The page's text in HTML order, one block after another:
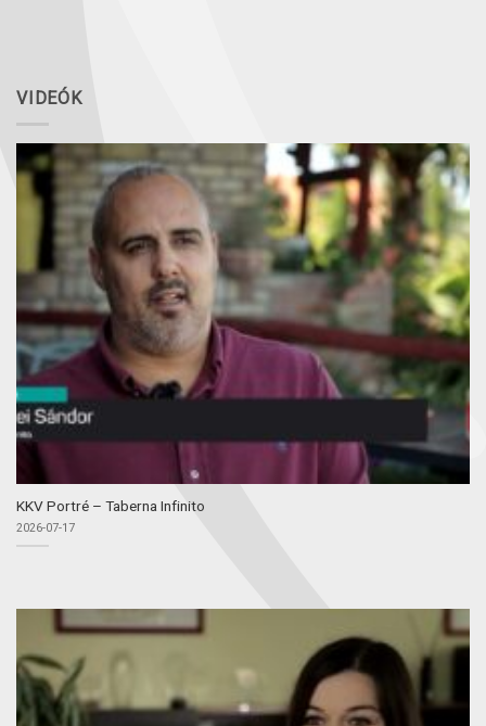
VIDEÓK
KKV Portré – Taberna Infinito
2026-07-17